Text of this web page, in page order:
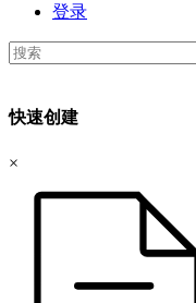
登录
快速创建
×